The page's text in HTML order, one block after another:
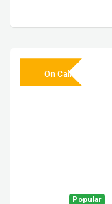
Popular
On Call